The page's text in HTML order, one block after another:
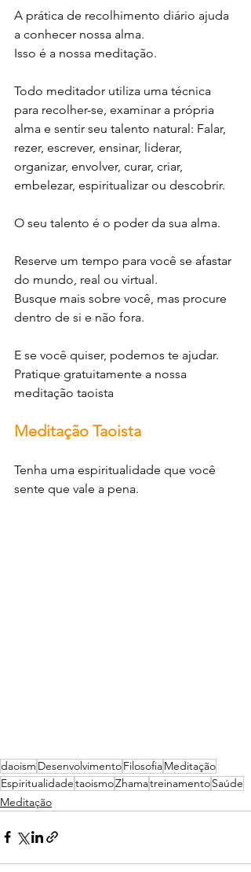
A prática de recolhimento diário ajuda
a conhecer nossa alma.
Isso é a nossa meditação.
Todo meditador utiliza uma técnica
para recolher-se, examinar a própria
alma e sentir seu talento natural: Falar,
rezer, escrever, ensinar, liderar,
organizar, envolver, curar, criar,
embelezar, espiritualizar ou descobrir.
O seu talento é o poder da sua alma.
Reserve um tempo para você se afastar
do mundo, real ou virtual.
Busque mais sobre você, mas procure
dentro de si e não fora.
E se você quiser, podemos te ajudar.
Pratique gratuitamente a nossa
meditação taoista
Meditação Taoista
Tenha uma espiritualidade que você
sente que vale a pena.
daoism DesenvolvimentoFilosofiaMeditação
EspiritualidadetaoismoZhamatreinamentoSaúde
Meditação